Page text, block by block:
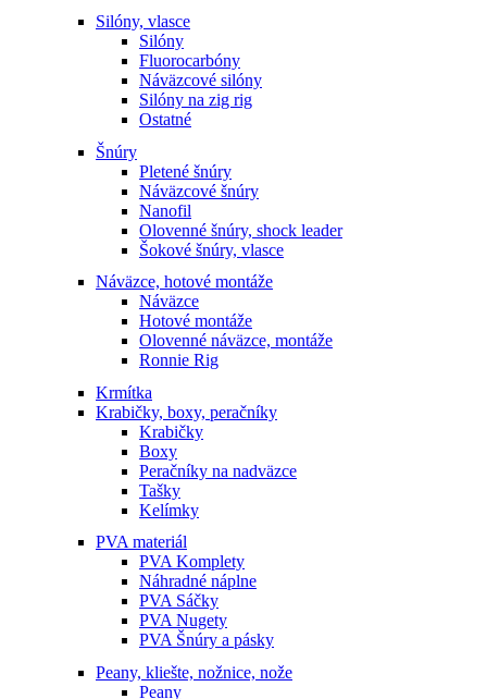
Silóny, vlasce
Silóny
Fluorocarbóny
Náväzcové silóny
Silóny na zig rig
Ostatné
Šnúry
Pletené šnúry
Náväzcové šnúry
Nanofil
Olovenné šnúry, shock leader
Šokové šnúry, vlasce
Náväzce, hotové montáže
Náväzce
Hotové montáže
Olovenné náväzce, montáže
Ronnie Rig
Krmítka
Krabičky, boxy, peračníky
Krabičky
Boxy
Peračníky na nadväzce
Tašky
Kelímky
PVA materiál
PVA Komplety
Náhradné náplne
PVA Sáčky
PVA Nugety
PVA Šnúry a pásky
Peany, kliešte, nožnice, nože
Peany